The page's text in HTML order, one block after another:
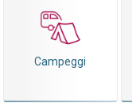
Campeggi